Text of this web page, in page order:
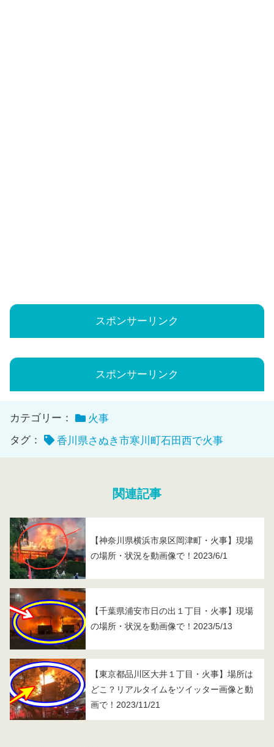
スポンサーリンク
スポンサーリンク
カテゴリー：
火事
タグ：
香川県さぬき市寒川町石田西で火事
関連記事
【神奈川県横浜市泉区岡津町・火事】現場
の場所・状況を動画像で！2023/6/1
【千葉県浦安市日の出１丁目・火事】現場
の場所・状況を動画像で！2023/5/13
【東京都品川区大井１丁目・火事】場所は
どこ？リアルタイムをツイッター画像と動
画で！2023/11/21